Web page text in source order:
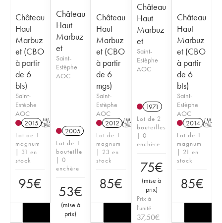
Château
Haut
Marbuz
et (CBO
à partir
de 6
bts)
Saint-
Estèphe
AOC
2015 T
Lot de 1
magnum
| 31 en
stock
95€
Château
Haut
Marbuz
et
Saint-
Estèphe
AOC
2005
Lot de 1
bouteille
| 0
enchère
53€
(mise à
prix)
Château
Haut
Marbuz
et (CBO
à partir
de 6
mgs)
Saint-
Estèphe
AOC
2012 T
Lot de 1
magnum
| 23 en
stock
85€
Château
Haut
Marbuz
et
Saint-
Estèphe
AOC
1971
Lot de 2
bouteilles
| 0
enchère
75€
(mise à
prix)
Prix à
l'unité
37,50€
Château
Haut
Marbuz
et (CBO
à partir
de 6
bts)
Saint-
Estèphe
AOC
2014 T
Lot de 1
magnum
| 21 en
stock
85€